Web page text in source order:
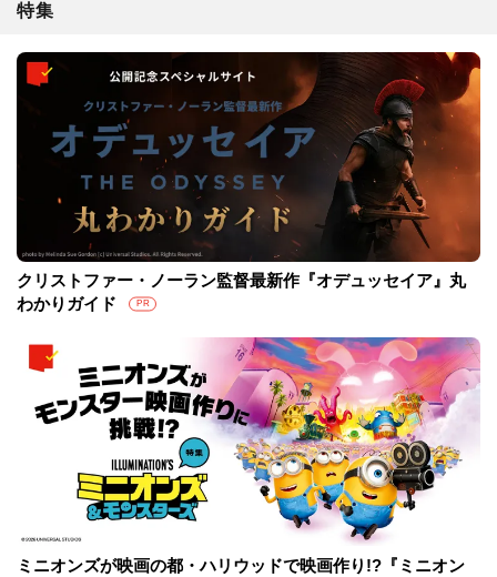
特集
クリストファー・ノーラン監督最新作『オデュッセイア』丸
わかりガイド
PR
ミニオンズが映画の都・ハリウッドで映画作り!?『ミニオン